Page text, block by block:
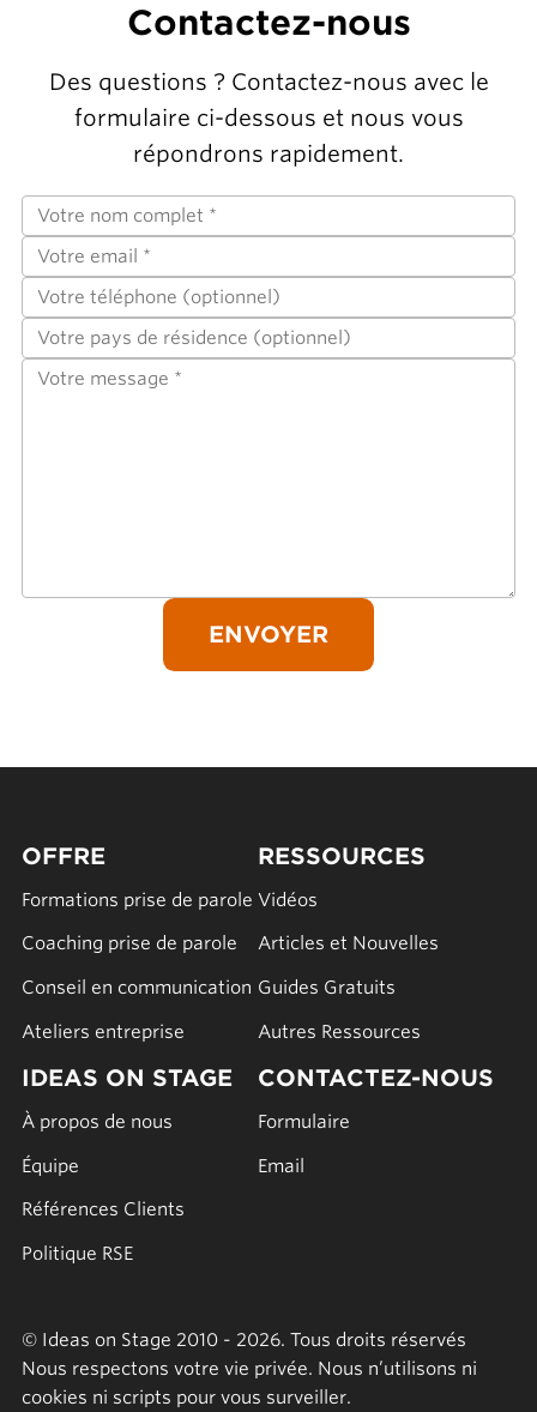
Contactez-nous
Des questions ? Contactez-nous avec le
formulaire ci-dessous et nous vous
répondrons rapidement.
OFFRE
Formations prise de parole
Coaching prise de parole
Conseil en communication
Ateliers entreprise
RESSOURCES
Vidéos
Articles et Nouvelles
Guides Gratuits
Autres Ressources
IDEAS ON STAGE
À propos de nous
Équipe
Références Clients
Politique RSE
CONTACTEZ-NOUS
Formulaire
Email
© Ideas on Stage 2010 - 2026. Tous droits réservés
Nous respectons votre vie privée. Nous n’utilisons ni
cookies ni scripts pour vous surveiller.